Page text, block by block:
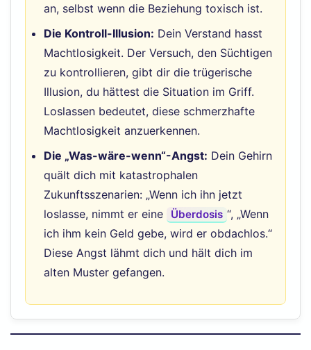
an, selbst wenn die Beziehung toxisch ist.
Die Kontroll-Illusion: Dein Verstand hasst
Machtlosigkeit. Der Versuch, den Süchtigen
zu kontrollieren, gibt dir die trügerische
Illusion, du hättest die Situation im Griff.
Loslassen bedeutet, diese schmerzhafte
Machtlosigkeit anzuerkennen.
Die „Was-wäre-wenn“-Angst: Dein Gehirn
quält dich mit katastrophalen
Zukunftsszenarien: „Wenn ich ihn jetzt
loslasse, nimmt er eine
Überdosis “, „Wenn
ich ihm kein Geld gebe, wird er obdachlos.“
Diese Angst lähmt dich und hält dich im
alten Muster gefangen.